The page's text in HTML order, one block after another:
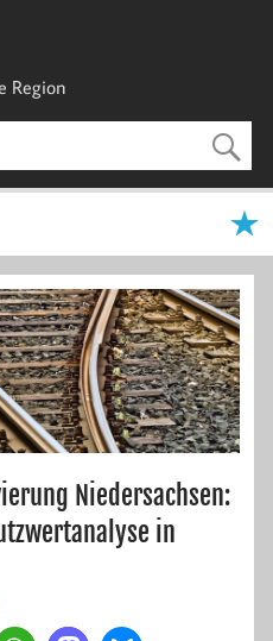
Region
Niedersachsen:
in